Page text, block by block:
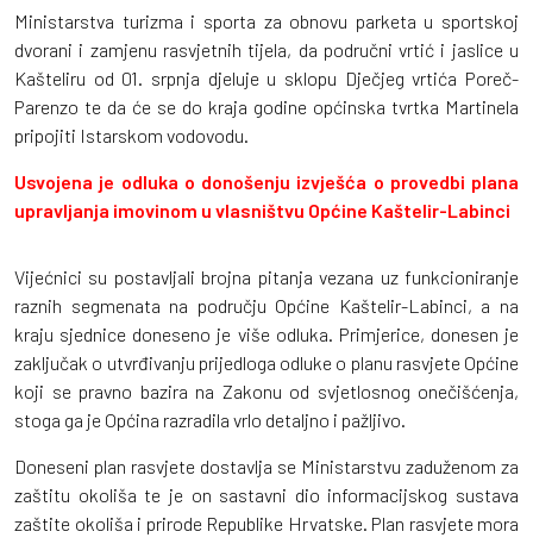
Ministarstva turizma i sporta za obnovu parketa u sportskoj
dvorani i zamjenu rasvjetnih tijela, da područni vrtić i jaslice u
Kašteliru od 01. srpnja djeluje u sklopu Dječjeg vrtića Poreč-
Parenzo te da će se do kraja godine općinska tvrtka Martinela
pripojiti Istarskom vodovodu.
Usvojena je odluka o donošenju izvješća o provedbi plana
upravljanja imovinom u vlasništvu Općine Kaštelir-Labinci
Vijećnici su postavljali brojna pitanja vezana uz funkcioniranje
raznih segmenata na području Općine Kaštelir-Labinci, a na
kraju sjednice doneseno je više odluka. Primjerice, donesen je
zaključak o utvrđivanju prijedloga odluke o planu rasvjete Općine
koji se pravno bazira na Zakonu od svjetlosnog onečišćenja,
stoga ga je Općina razradila vrlo detaljno i pažljivo.
Doneseni plan rasvjete dostavlja se Ministarstvu zaduženom za
zaštitu okoliša te je on sastavni dio informacijskog sustava
zaštite okoliša i prirode Republike Hrvatske. Plan rasvjete mora